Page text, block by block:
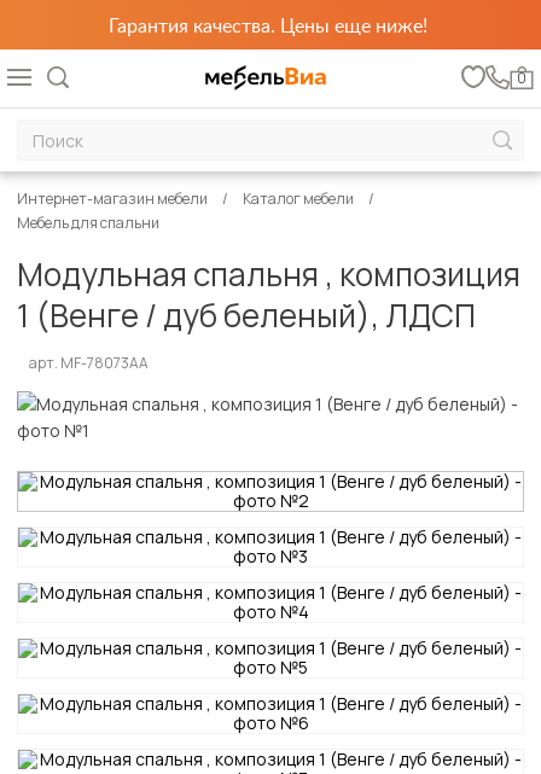
Гарантия качества. Цены еще ниже!
0
Интернет-магазин мебели
Каталог мебели
Мебель для спальни
Модульная спальня , композиция
1 (Венге / дуб беленый), ЛДСП
арт. MF-78073AA